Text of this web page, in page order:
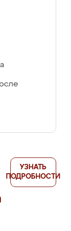
УЗНАТЬ
ПОДРОБНОСТИ